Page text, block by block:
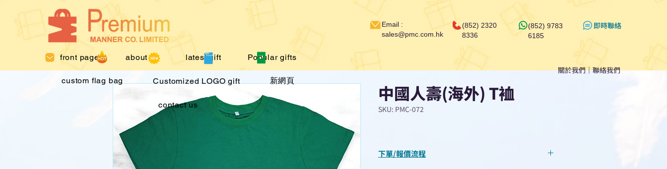
front page about us latest gift Popular gifts
custom flag bag Customized LOGO gift 新網頁
contact us
Email :
sales@pmc.com.hk
(852) 2320
8336
(852) 9783
6185
​即時聯絡
關於我們｜聯絡我們
中國人壽(海外) T裇
SKU: PMC-072
下單/報價流程